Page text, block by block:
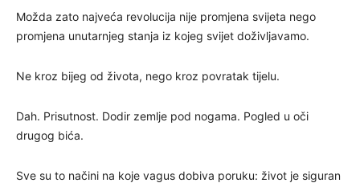
Možda zato najveća revolucija nije promjena svijeta nego
promjena unutarnjeg stanja iz kojeg svijet doživljavamo.
Ne kroz bijeg od života, nego kroz povratak tijelu.
Dah. Prisutnost. Dodir zemlje pod nogama. Pogled u oči
drugog bića.
Sve su to načini na koje vagus dobiva poruku: život je siguran